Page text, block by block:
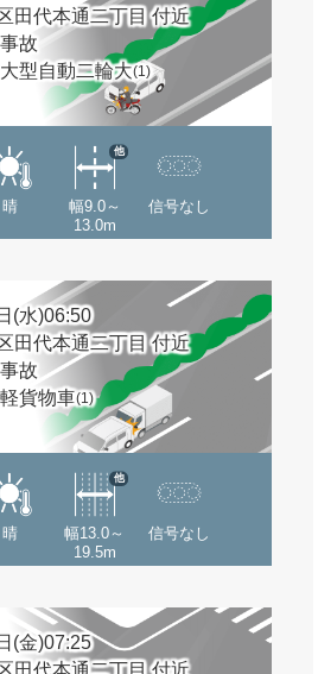
田代本通二丁目 付近
故
大型自動二輪大(1)
晴
幅9.0～
13.0m
他
信号なし
(水)06:50
田代本通二丁目 付近
故
軽貨物車(1)
晴
幅13.0～
19.5m
他
信号なし
(金)07:25
田代本通二丁目 付近